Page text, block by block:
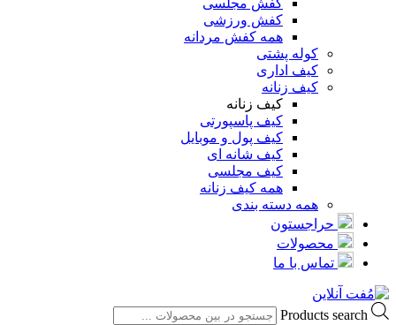
کفش مجلسی
کفش ورزشی
همه کفش مردانه
کوله پشتی
کیف اداری
کیف زنانه
کیف زنانه
کیف پاسپورتی
کیف پول و موبایل
کیف شانه ای
کیف مجلسی
همه کیف زنانه
همه دسته بندی
حراجستون
محصولات
تماس با ما
Products search